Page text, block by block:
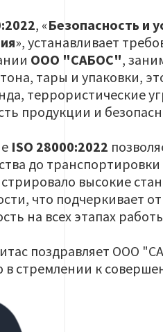
, «Безопасность и
», устанавливает
ООО "САБОС",
тары и упаковки,
террористические
продукции и
ISO 28000:2022
до
высокие
что подчеркивает
на всех этапах
поздравляет ООО
стремлении к